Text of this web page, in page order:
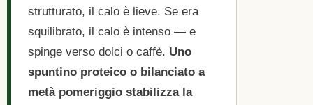
strutturato, il calo è lieve. Se era
squilibrato, il calo è intenso — e
spinge verso dolci o caffè. Uno
spuntino proteico o bilanciato a
metà pomeriggio stabilizza la